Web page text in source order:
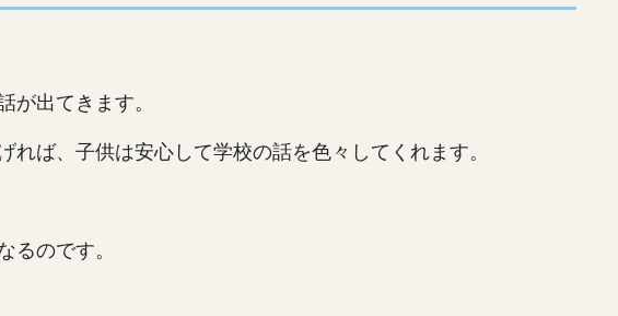
出てきます。
ば、子供は安心して学校の話を色々してくれます。
るのです。